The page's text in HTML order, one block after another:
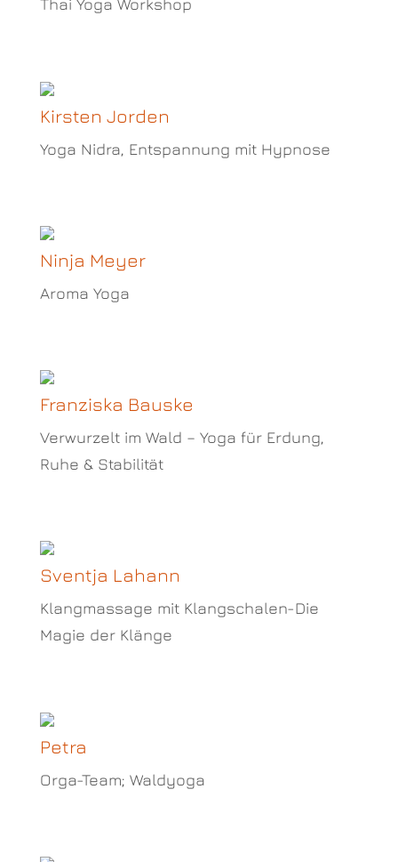
Thai Yoga Workshop
Kirsten Jorden
Yoga Nidra, Entspannung mit Hypnose
Ninja Meyer
Aroma Yoga
Franziska Bauske
Verwurzelt im Wald – Yoga für Erdung,
Ruhe & Stabilität
Sventja Lahann
Klangmassage mit Klangschalen-Die
Magie der Klänge
Petra
Orga-Team; Waldyoga